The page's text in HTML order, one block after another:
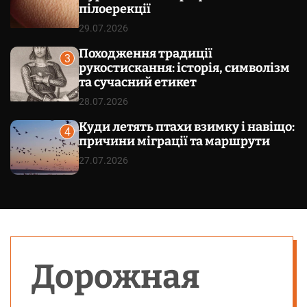
пілоерекції
29.07.2026
3
Походження традиції
рукостискання: історія, символізм
та сучасний етикет
28.07.2026
4
Куди летять птахи взимку і навіщо:
причини міграції та маршрути
27.07.2026
Дорожная